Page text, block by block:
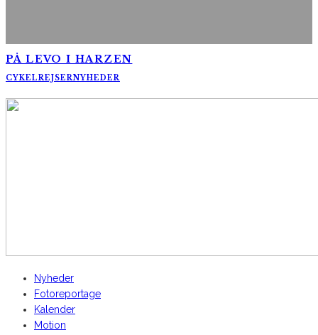
PÅ LEVO I HARZEN
CYKELREJSERNYHEDER
Nyheder
Fotoreportage
Kalender
Motion